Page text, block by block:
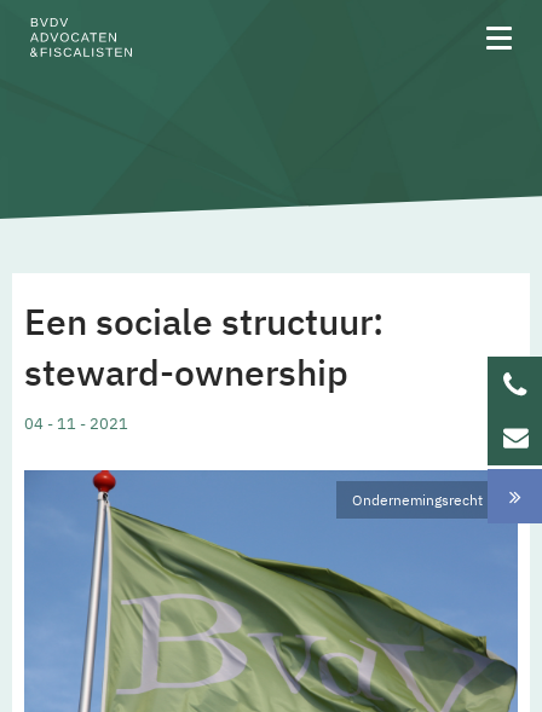
Updates
Een sociale structuur:
steward-ownership
04 - 11 - 2021
Ondernemingsrecht